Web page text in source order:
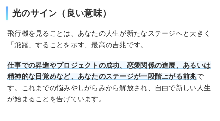
光のサイン（良い意味）
飛行機を見ることは、あなたの人生が新たなステージへと大きく
「飛躍」することを示す、最高の吉兆です。
仕事での昇進やプロジェクトの成功、恋愛関係の進展、あるいは
精神的な目覚めなど、あなたのステージが一段階上がる前兆で
す。これまでの悩みやしがらみから解放され、自由で新しい人生
が始まることを告げています。